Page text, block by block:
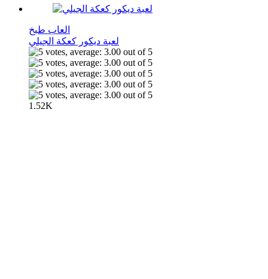
العاب طبخ
لعبة ديكور كعكة الجيلي
1.52K